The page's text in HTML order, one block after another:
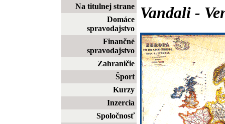
Na titulnej strane
Domáce
spravodajstvo
Finančné
spravodajstvo
Zahraničie
Šport
Kurzy
Inzercia
Spoločnosť
Vandali -